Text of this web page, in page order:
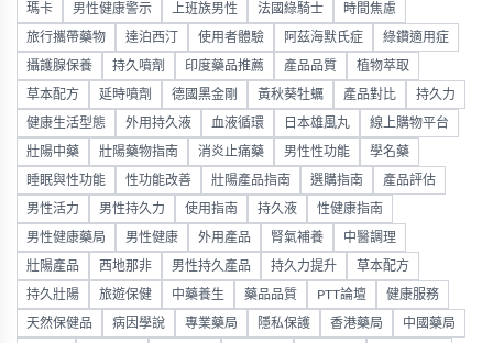
瑪卡 男性健康警示 上班族男性 法國綠騎士 時間焦慮
旅行攜帶藥物 達泊西汀 使用者體驗 阿茲海默氏症 綠鑽適用症
攝護腺保養 持久噴劑 印度藥品推薦 產品品質 植物萃取
草本配方 延時噴劑 德國黑金剛 黃秋葵牡蠣 產品對比 持久力
健康生活型態 外用持久液 血液循環 日本雄風丸 線上購物平台
壯陽中藥 壯陽藥物指南 消炎止痛藥 男性性功能 學名藥
睡眠與性功能 性功能改善 壯陽產品指南 選購指南 產品評估
男性活力 男性持久力 使用指南 持久液 性健康指南
男性健康藥局 男性健康 外用產品 腎氣補養 中醫調理
壯陽產品 西地那非 男性持久產品 持久力提升 草本配方
持久壯陽 旅遊保健 中藥養生 藥品品質 PTT論壇 健康服務
天然保健品 病因學說 專業藥局 隱私保護 香港藥局 中國藥局